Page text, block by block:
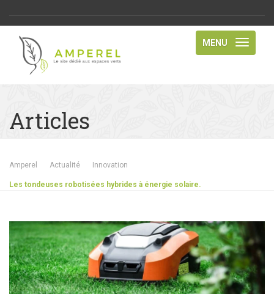
MENU
Articles
Amperel Actualité Innovation
Les tondeuses robotisées hybrides à énergie solaire.